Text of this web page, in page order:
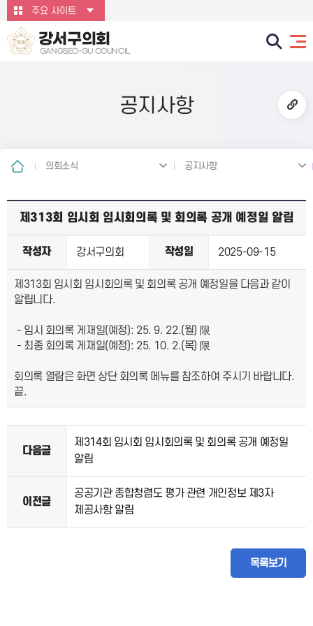
본문바로가기주요 사이트
강서구의회
GANGSEO-GU COUNCIL
공지사항
의회소식 공지사항
제313회 임시회 임시회의록 및 회의록 공개 예정일 알림
작성자 강서구의회 작성일 2025-09-15
제313회 임시회 임시회의록 및 회의록 공개 예정일을 다음과 같이
알립니다.
- 임시 회의록 게재일(예정): 25. 9. 22.(월) 限
- 최종 회의록 게재일(예정): 25. 10. 2.(목) 限
회의록 열람은 화면 상단 회의록 메뉴를 참조하여 주시기 바랍니다.
끝.
다음글
제314회 임시회 임시회의록 및 회의록 공개 예정일
알림
이전글
공공기관 종합청렴도 평가 관련 개인정보 제3자
제공사항 알림
목록보기